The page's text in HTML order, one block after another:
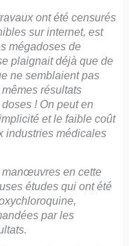
ont été censurés
sur internet, est
mégadoses de
plaignait déjà que de
ne semblaient pas
résultats
! On peut en
et le faible coût
industries médicales
manœuvres en cette
études qui ont été
par les